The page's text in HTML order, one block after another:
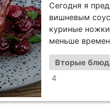
Сегодня я
вишневым
куриные
меньше
Вторые
4